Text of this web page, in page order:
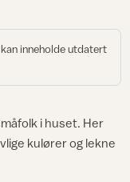
inneholde utdatert
i huset. Her
kulører og lekne